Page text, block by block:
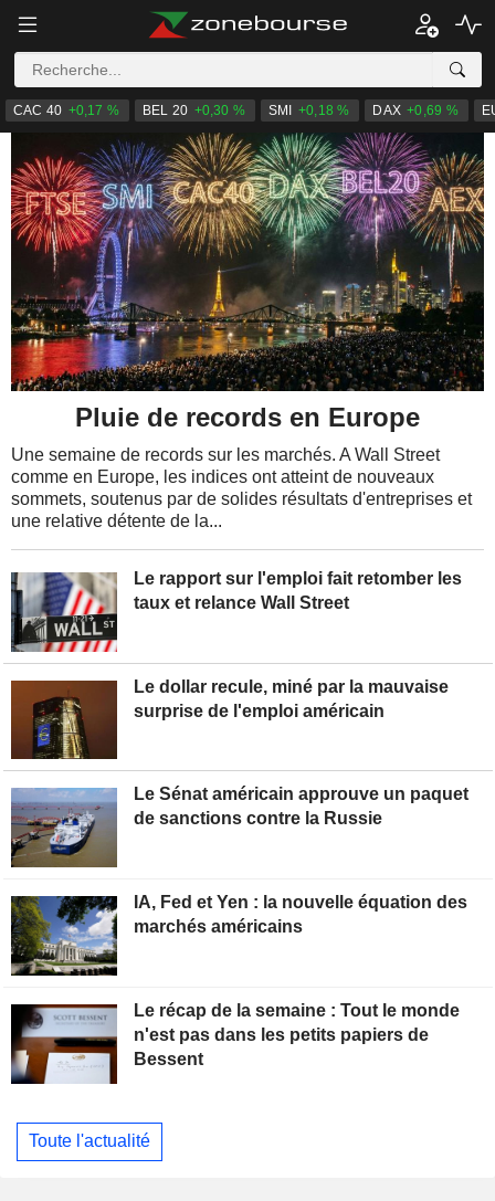
CAC 40 +0,17 % BEL 20 +0,30 % SMI +0,18 % DAX +0,69 %
Le rapport sur l'emploi fait retomber les
taux et relance Wall Street
Le dollar recule, miné par la mauvaise
surprise de l'emploi américain
Pluie de records en Europe
Une semaine de records sur les marchés. A Wall Street
comme en Europe, les indices ont atteint de nouveaux
sommets, soutenus par de solides résultats d'entreprises et
une relative détente de la...
Le Sénat américain approuve un paquet
de sanctions contre la Russie
IA, Fed et Yen : la nouvelle équation des
marchés américains
Le récap de la semaine : Tout le monde
n'est pas dans les petits papiers de
Bessent
Toute l'actualité